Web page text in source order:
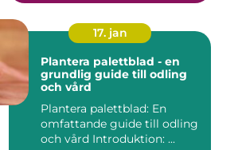
17. jan
Plantera palettblad - en
grundlig guide till odling
och vård
Plantera palettblad: En
omfattande guide till odling
och vård Introduktion: ...